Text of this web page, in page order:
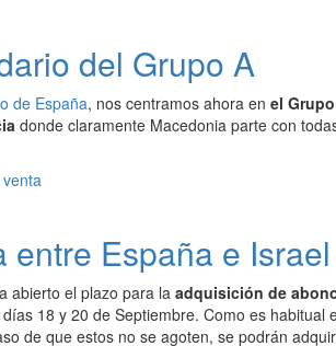
del Grupo A
de España, nos centramos ahora en el
donde claramente Macedonia parte con
España e
abierto el plazo para laadquisición de
18 y 20 de Septiembre. Como es habitual
de que estos no se agoten, se podrán